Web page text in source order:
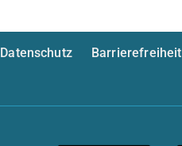
Datenschutz Barrierefreiheit